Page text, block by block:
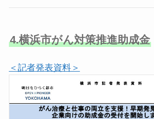
4.横浜市がん対策推進助成金
＜記者発表資料＞